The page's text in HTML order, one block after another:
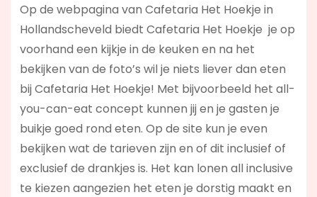
Op de webpagina van Cafetaria Het Hoekje in
Hollandscheveld biedt Cafetaria Het Hoekje je op
voorhand een kijkje in de keuken en na het
bekijken van de foto’s wil je niets liever dan eten
bij Cafetaria Het Hoekje! Met bijvoorbeeld het all-
you-can-eat concept kunnen jij en je gasten je
buikje goed rond eten. Op de site kun je even
bekijken wat de tarieven zijn en of dit inclusief of
exclusief de drankjes is. Het kan lonen all inclusive
te kiezen aangezien het eten je dorstig maakt en